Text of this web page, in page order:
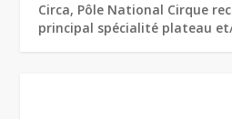
Circa, Pôle National Cirque
principal spécialité plateau